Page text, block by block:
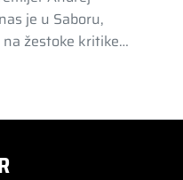
je u Saboru,
na žestoke kritike…